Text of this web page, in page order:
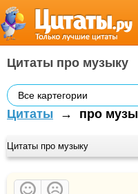
Цитаты про музыку
Все картегории
Цитаты → про
Цитаты про музыку